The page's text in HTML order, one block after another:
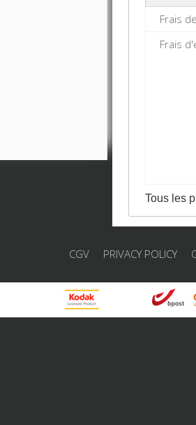
Frais
Frais
Tous les
CGV PRIVACY POLICY